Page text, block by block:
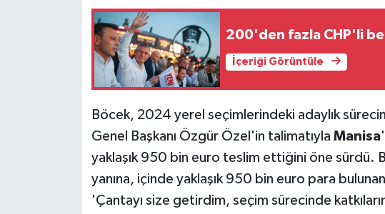
200'den fazla CHP'li
İçeriği Görüntüle
Böcek, 2024 yerel seçimlerindeki adaylık
Genel Başkanı Özgür Özel'in talimatıyla Manisa
yaklaşık 950 bin euro teslim ettiğini öne sürdü.
yanına, içinde yaklaşık 950 bin euro para
'Çantayı size getirdim, seçim sürecinde